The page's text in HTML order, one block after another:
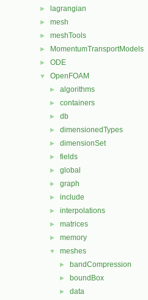
► lagrangian
► mesh
► meshTools
► MomentumTransportModels
► ODE
▼ OpenFOAM
► algorithms
► containers
► db
► dimensionedTypes
► dimensionSet
► fields
► global
► graph
► include
► interpolations
► matrices
► memory
▼ meshes
► bandCompression
► boundBox
► data